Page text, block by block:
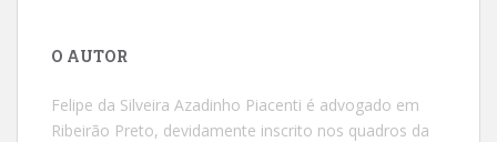
O AUTOR
Felipe da Silveira Azadinho Piacenti é advogado em
Ribeirão Preto, devidamente inscrito nos quadros da